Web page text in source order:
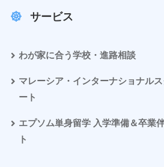
サービス
わが家に合う学校・進路相談
マレーシア・インターナショナル
ート
エプソム単身留学 入学準備＆卒業
ト